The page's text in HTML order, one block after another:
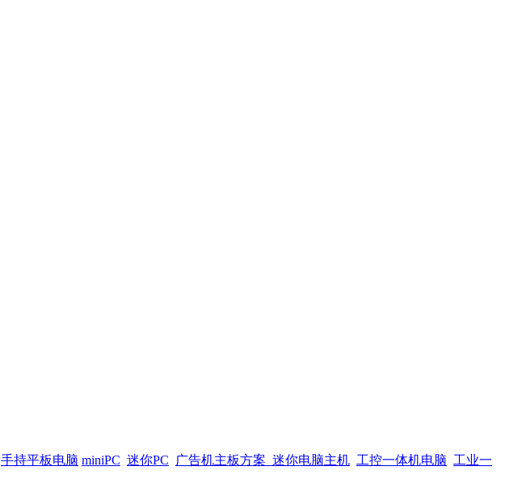
手持平板电脑 miniPC 迷你PC 广告机主板方案 迷你电脑主机 工控一体机电脑 工业一